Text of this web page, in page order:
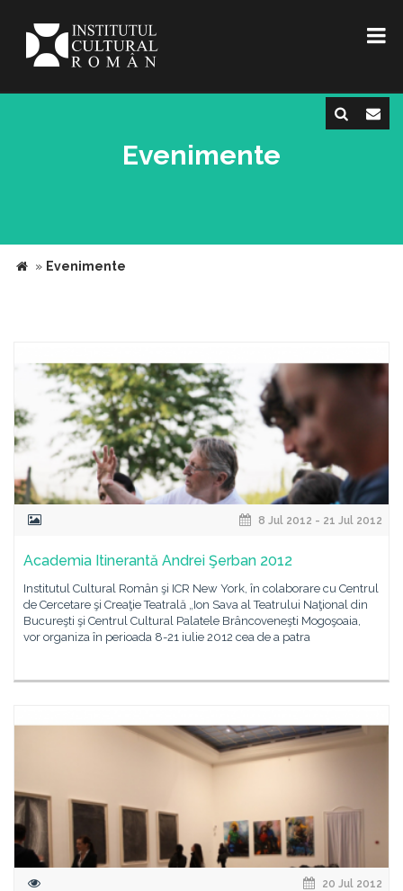
Evenimente
» Evenimente
8 Jul 2012 - 21 Jul 2012
Academia Itinerantă Andrei Şerban 2012
Institutul Cultural Român şi ICR New York, în colaborare cu Centrul
de Cercetare şi Creaţie Teatrală „Ion Sava al Teatrului Naţional din
Bucureşti şi Centrul Cultural Palatele Brâncoveneşti Mogoşoaia,
vor organiza în perioada 8-21 iulie 2012 cea de a patra
20 Jul 2012